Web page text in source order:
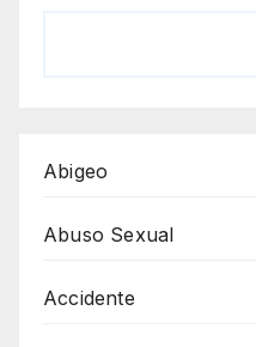
Abigeo
Abuso Sexual
Accidente